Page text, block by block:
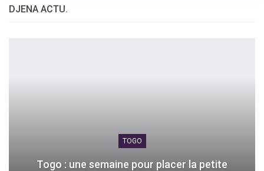
DJENA ACTU.
TOGO
Togo : une semaine pour placer la petite